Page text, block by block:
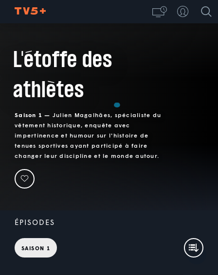
L'étoffe des
athlètes
Saison 1 — Julien Magalhães, spécialiste du
vêtement historique, enquête avec
impertinence et humour sur l'histoire de
tenues sportives ayant participé à faire
changer leur discipline et le monde autour.
ÉPISODES
SAISON 1